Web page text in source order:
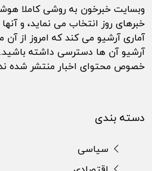
وبسایت خبرخون به روشی کاملا
خبرهای روز انتخاب می نماید، و
آماری آرشیو می کند که امروز از
آرشیو آن ها دسترسی داشته
خصوص محتوای اخبار منتشر شده
دسته بندی
سیاسی